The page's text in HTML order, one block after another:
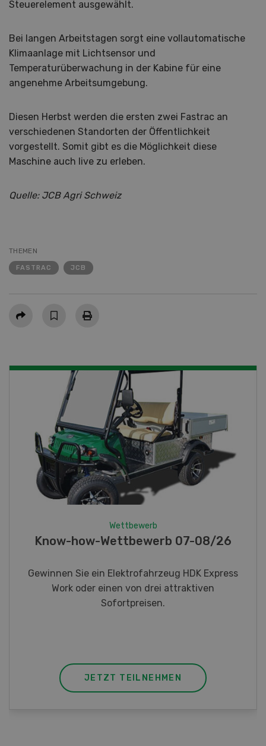
Steuerelement ausgewählt.
Bei langen Arbeitstagen sorgt eine vollautomatische
Klimaanlage mit Lichtsensor und
Temperaturüberwachung in der Kabine für eine
angenehme Arbeitsumgebung.
Diesen Herbst werden die ersten zwei Fastrac an
verschiedenen Standorten der Öffentlichkeit
vorgestellt. Somit gibt es die Möglichkeit diese
Maschine auch live zu erleben.
Quelle: JCB Agri Schweiz
THEMEN
FASTRAC JCB
Teilen
Fotorätsel 07-08/26
Gewinnen Sie eines von fünf LANDI
Taschenmessern
JETZT TEILNEHMEN